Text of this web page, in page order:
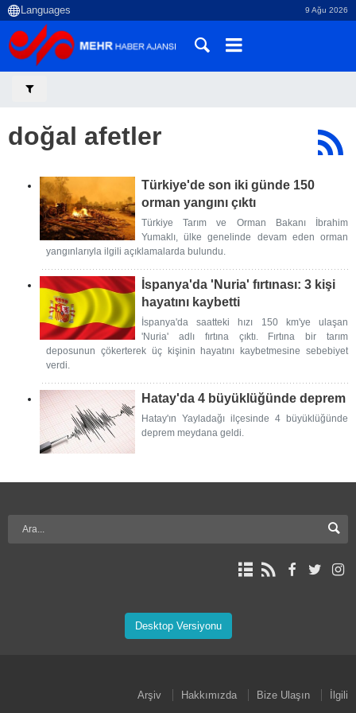
9 Ağu 2026
doğal afetler
Türkiye'de son iki günde 150
orman yangını çıktı
Türkiye Tarım ve Orman Bakanı İbrahim
Yumaklı, ülke genelinde devam eden orman
yangınlarıyla ilgili açıklamalarda bulundu.
İspanya'da 'Nuria' fırtınası: 3 kişi
hayatını kaybetti
İspanya'da saatteki hızı 150 km'ye ulaşan
'Nuria' adlı fırtına çıktı. Fırtına bir tarım
deposunun çökerterek üç kişinin hayatını kaybetmesine sebebiyet
verdi.
Hatay'da 4 büyüklüğünde deprem
Hatay'ın Yayladağı ilçesinde 4 büyüklüğünde
deprem meydana geldi.
Desktop Versiyonu
Arşiv Hakkımızda Bize Ulaşın
İlgili